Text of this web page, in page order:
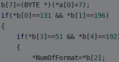
	b[
7]=(BYTE *)(*a[0]+7);
if(*b[0]==131 && *b[1 ]==196)
	{
if(*b[3]==51 && *b[4]==192
		{
			*NumOfFormat=*b[
2];